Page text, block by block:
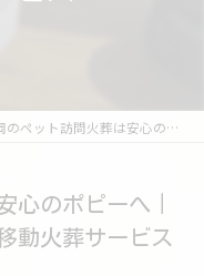
ト訪問火葬は安心のポピーへ｜近隣への配慮を徹底した移動火葬サービス
心のポピーへ｜
動火葬サービス